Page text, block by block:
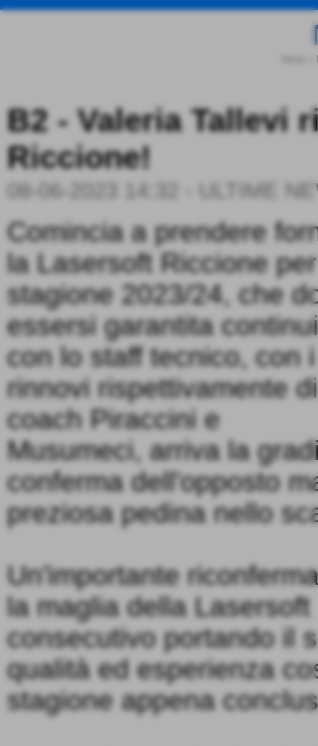
B2 - Valeria Tallevi
Riccione!
08-06-2023 14:32 ULTIME
Comincia a prendere
la Lasersoft Riccione
stagione 2023/24, che
essersi garantita
con lo staff tecnico, con i
rinnovi rispettivamente di
coach Piraccini e
Musumeci, arriva la
conferma dell'opposto
preziosa pedina nello
Un'importante
la maglia della
consecutivo portando il
qualità ed esperienza
stagione appena